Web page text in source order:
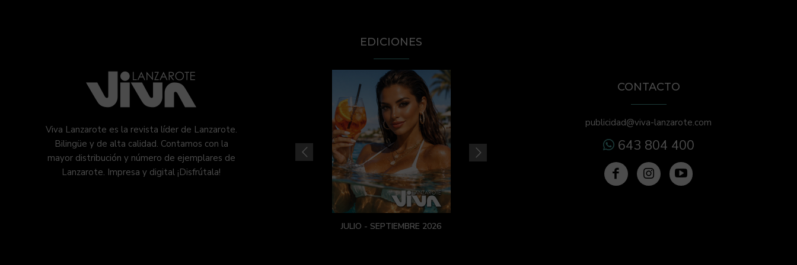
Viva Lanzarote es la revista líder de Lanzarote.
Bilingüe y de alta calidad. Contamos con la
mayor distribución y número de ejemplares de
Lanzarote. Impresa y digital ¡Disfrútala!
EDICIONES
JULIO - SEPTIEMBRE 2026
CONTACTO
publicidad@viva-lanzarote.com
643 804 400